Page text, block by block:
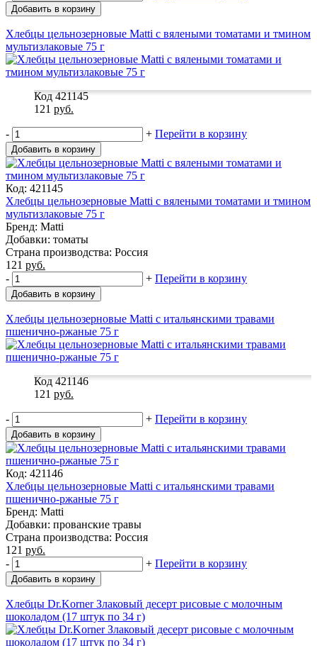
Добавить в корзину
Хлебцы цельнозерновые Matti с вялеными томатами и тмином
мультизлаковые 75 г
Код 421145
121 руб.
- + Перейти в корзину
Добавить в корзину
Код: 421145
Хлебцы цельнозерновые Matti с вялеными томатами и тмином
мультизлаковые 75 г
Бренд: Matti
Добавки: томаты
Страна производства: Россия
121 руб.
-
+ Перейти в корзину
Добавить в корзину
Хлебцы цельнозерновые Matti с итальянскими травами
пшенично-ржаные 75 г
Код 421146
121 руб.
- + Перейти в корзину
Добавить в корзину
Код: 421146
Хлебцы цельнозерновые Matti с итальянскими травами
пшенично-ржаные 75 г
Бренд: Matti
Добавки: прованские травы
Страна производства: Россия
121 руб.
-
+ Перейти в корзину
Добавить в корзину
Хлебцы Dr.Korner Злаковый десерт рисовые с молочным
шоколадом (17 штук по 34 г)